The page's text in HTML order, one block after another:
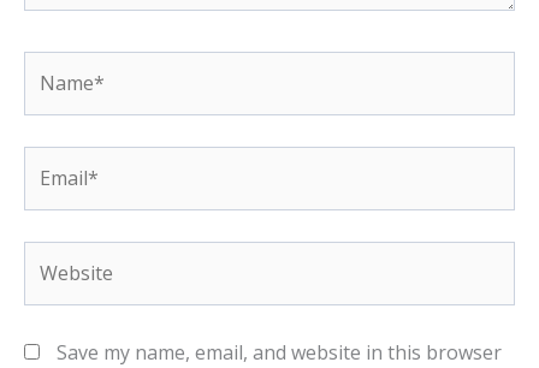
Save my name, email, and website in this browser